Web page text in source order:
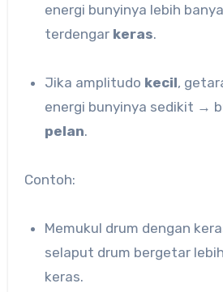
energi bunyinya lebih
terdengar keras.
Jika amplitudo kecil,
energi bunyinya sedikit →
pelan.
Contoh:
Memukul drum dengan keras membuat
selaput drum bergetar
keras.